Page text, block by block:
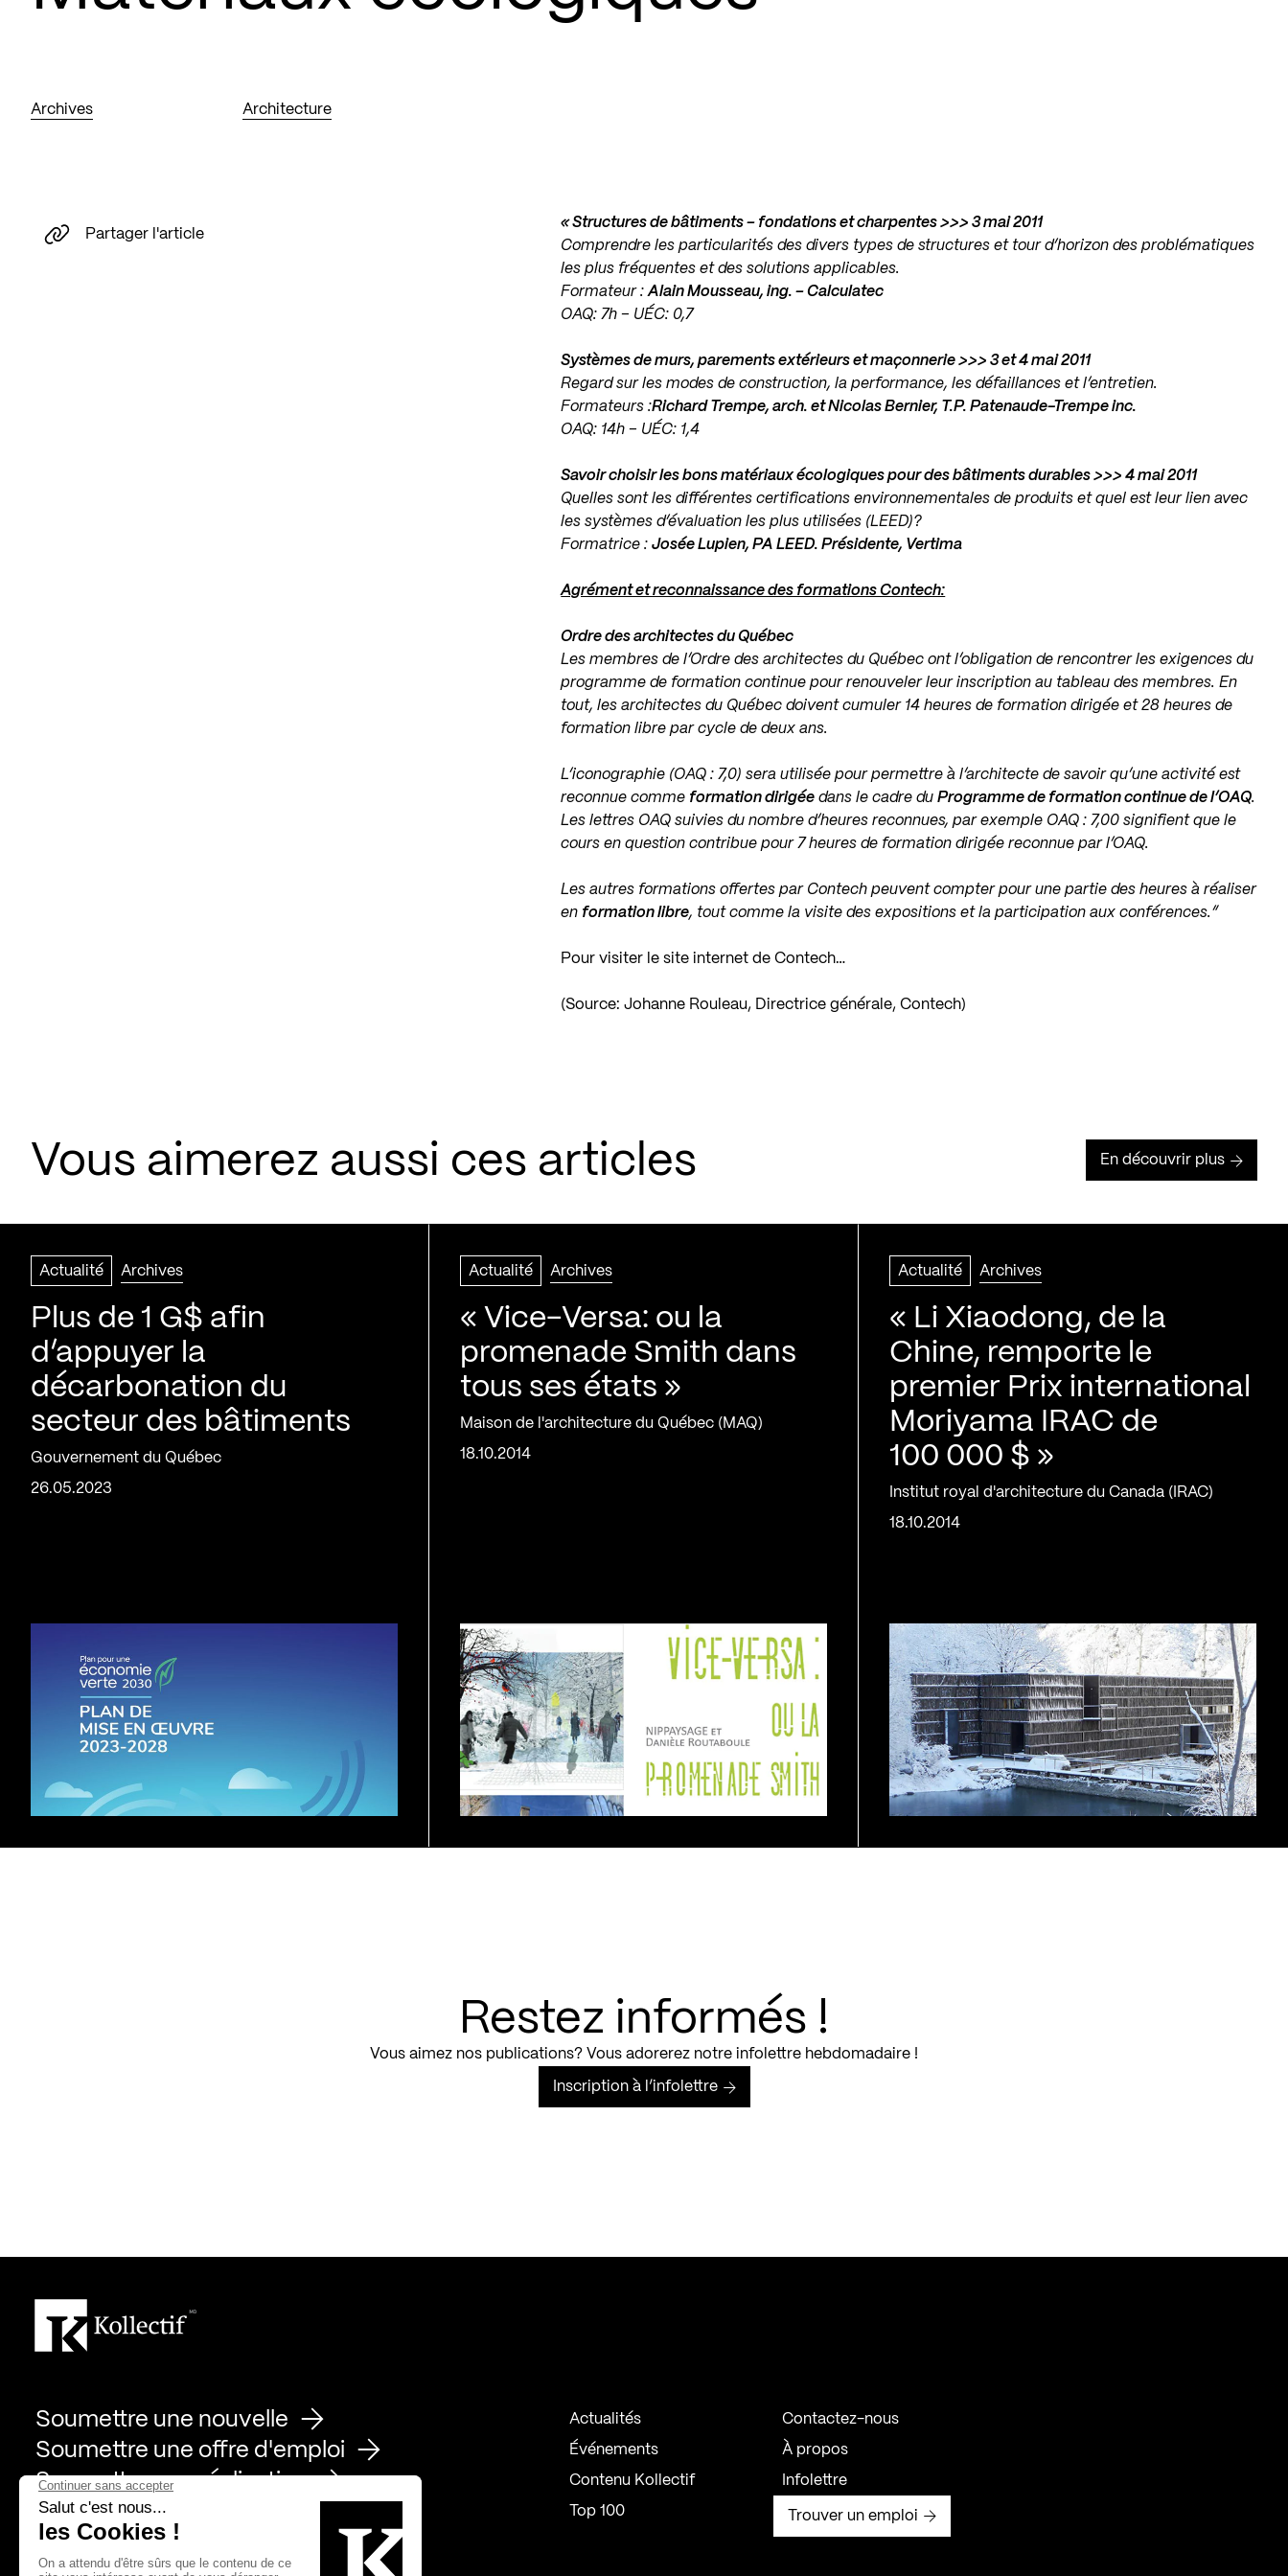
Archives Architecture
«Structures de bâtiments – fondations et charpentes >>> 3 mai 2011
Comprendre les particularités des divers types de structures et tour d’horizon des problématiques
les plus fréquentes et des solutions applicables.
Formateur :Alain Mousseau, ing. – Calculatec
OAQ: 7h – UÉC: 0,7
Systèmes de murs, parements extérieurs et maçonnerie >>> 3 et 4 mai 2011
Regard sur les modes de construction, la performance, les défaillances et l’entretien.
Formateurs :Richard Trempe, arch. et Nicolas Bernier, T.P. Patenaude-Trempe inc.
OAQ: 14h – UÉC: 1,4
Savoir choisir les bons matériaux écologiques pour des bâtiments durables >>> 4 mai 2011
Quelles sont les différentes certifications environnementales de produits et quel est leur lien avec
les systèmes d’évaluation les plus utilisées (LEED)?
Formatrice :Josée Lupien, PA LEED. Présidente, Vertima
Agrément et reconnaissance des formations Contech:
Ordre des architectes du Québec
Les membres de l’Ordre des architectes du Québec ont l’obligation de rencontrer les exigences du
programme de formation continue pour renouveler leur inscription au tableau des membres. En
tout, les architectes du Québec doivent cumuler 14 heures de formation dirigée et 28 heures de
formation libre par cycle de deux ans.
L’iconographie (OAQ : 7,0) sera utilisée pour permettre à l’architecte de savoir qu’une activité est
reconnue comme formation dirigée dans le cadre duProgramme de formation continue de l’OAQ.
Les lettres OAQ suivies du nombre d’heures reconnues, par exemple OAQ : 7,00 signifient que le
cours en question contribue pour 7 heures de formation dirigée reconnue par l’OAQ.
Les autres formations offertes par Contech peuvent compter pour une partie des heures à réaliser
en formation libre, tout comme la visite des expositions et la participation aux conférences.”
Pour visiter le site internet de Contech…
(Source: Johanne Rouleau, Directrice générale, Contech)
Partager l'article
Vous aimerez aussi ces articles En découvrir plus
Actualité Archives
Plus de 1 G$ afin
d’appuyer la
décarbonation du
secteur des bâtiments
Gouvernement du Québec
26.05.2023
Actualité Archives
« Vice-Versa: ou la
promenade Smith dans
tous ses états »
Maison de l'architecture du Québec (MAQ)
18.10.2014
Actualité Archives
« Li Xiaodong, de la
Chine, remporte le
premier Prix international
Moriyama IRAC de
100 000 $ »
Institut royal d'architecture du Canada (IRAC)
18.10.2014
Restez informés !
Vous aimez nos publications? Vous adorerez notre infolettre hebdomadaire !
Inscription à l’infolettre
Soumettre une nouvelle
Soumettre une offre d'emploi
Soumettre une réalisation
Actualités
Événements
Contenu Kollectif
Top 100
Contactez-nous
À propos
Infolettre
Trouver un emploi